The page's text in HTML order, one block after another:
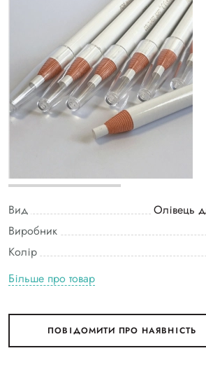
Вид
Олівець
Виробник
Колір
Більше про товар
ПОВІДОМИТИ ПРО НАЯВНІСТЬ